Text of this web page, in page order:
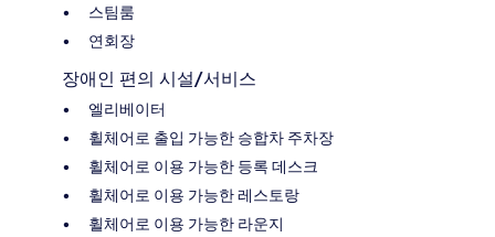
스팀룸
연회장
장애인 편의 시설/서비스
엘리베이터
휠체어로 출입 가능한 승합차 주차장
휠체어로 이용 가능한 등록 데스크
휠체어로 이용 가능한 레스토랑
휠체어로 이용 가능한 라운지